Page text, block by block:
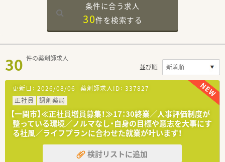
条件に合う求人
30件を検索する
30 件の薬剤師求人
並び順
更新日： 2026/08/06 薬剤師求人ID： 337827
正社員
調剤薬局
【一関市】≪正社員増員募集！≫17：30終業／人事評価制度が
整っている環境／ノルマなし・自身の目標や意志を大事にす
る社風／ライフプランに合わせた就業が叶います！
検討リストに追加